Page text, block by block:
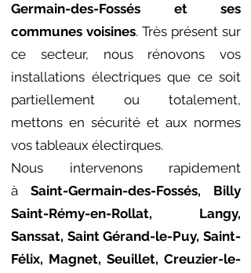
Germain-des-Fossés et ses
communes voisines. Très présent sur
ce secteur, nous rénovons vos
installations électriques que ce soit
partiellement ou totalement,
mettons en sécurité et aux normes
vos tableaux électirques.
Nous intervenons rapidement
à Saint-Germain-des-Fossés, Billy
Saint-Rémy-en-Rollat, Langy,
Sanssat, Saint Gérand-le-Puy, Saint-
Félix, Magnet, Seuillet, Creuzier-le-